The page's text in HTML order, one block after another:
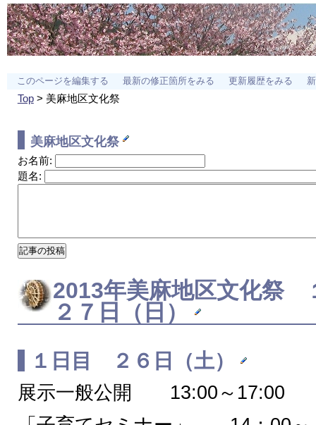
このページを編集する 最新の修正箇所をみる 更新履歴をみる
Top> 美麻地区文化祭
美麻地区文化祭
お名前:
題名:
2013年美麻地区文化祭１
２７日（日）
１日目 ２６日（土）
展示一般公開 13:00～17:00